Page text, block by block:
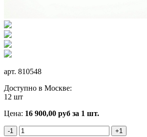
арт. 810548
Доступно в Москве:
12 шт
Цена: 16 900,00 руб за 1 шт.
-1 +1